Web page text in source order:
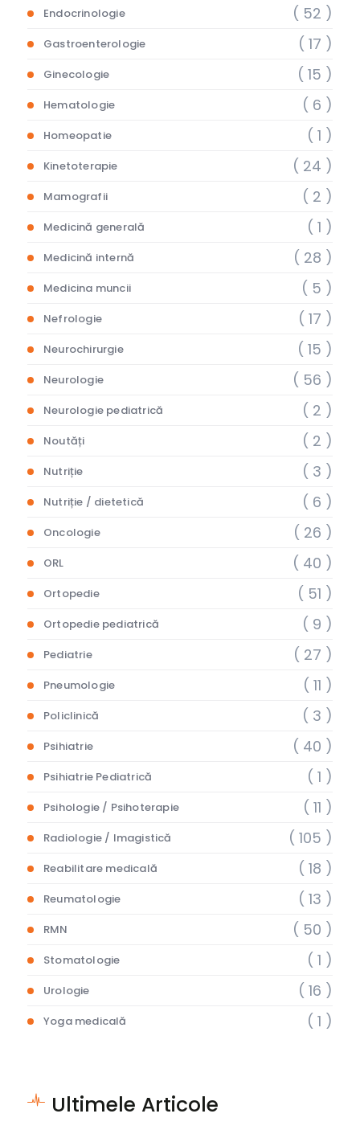
Endocrinologie ( 52 )
Gastroenterologie ( 17 )
Ginecologie ( 15 )
Hematologie ( 6 )
Homeopatie ( 1 )
Kinetoterapie ( 24 )
Mamografii ( 2 )
Medicină generală ( 1 )
Medicină internă ( 28 )
Medicina muncii ( 5 )
Nefrologie ( 17 )
Neurochirurgie ( 15 )
Neurologie ( 56 )
Neurologie pediatrică ( 2 )
Noutăți ( 2 )
Nutriție ( 3 )
Nutriție / dietetică ( 6 )
Oncologie ( 26 )
ORL ( 40 )
Ortopedie ( 51 )
Ortopedie pediatrică ( 9 )
Pediatrie ( 27 )
Pneumologie ( 11 )
Policlinică ( 3 )
Psihiatrie ( 40 )
Psihiatrie Pediatrică ( 1 )
Psihologie / Psihoterapie ( 11 )
Radiologie / Imagistică ( 105 )
Reabilitare medicală ( 18 )
Reumatologie ( 13 )
RMN ( 50 )
Stomatologie ( 1 )
Urologie ( 16 )
Yoga medicală ( 1 )
Ultimele Articole